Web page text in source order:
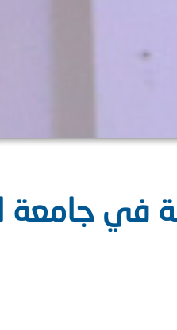
في جامعة